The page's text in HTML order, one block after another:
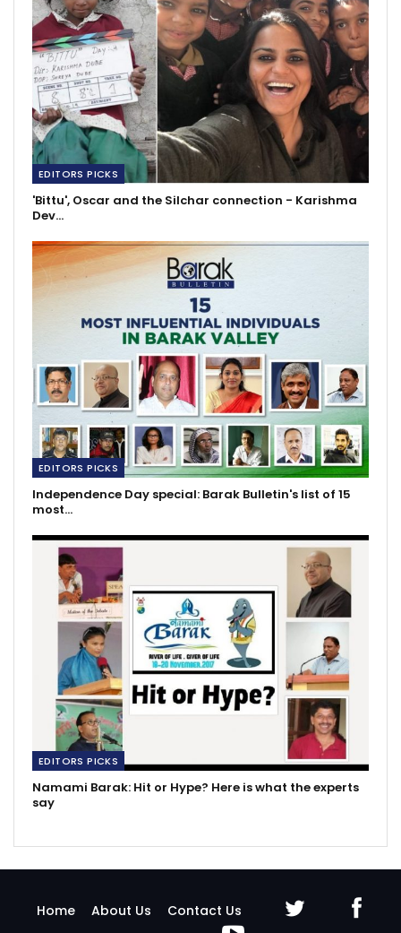
EDITORS PICKS
'Bittu', Oscar and the Silchar connection - Karishma
Dev…
EDITORS PICKS
Independence Day special: Barak Bulletin's list of 15
most…
EDITORS PICKS
Namami Barak: Hit or Hype? Here is what the experts
say
Home About Us Contact Us